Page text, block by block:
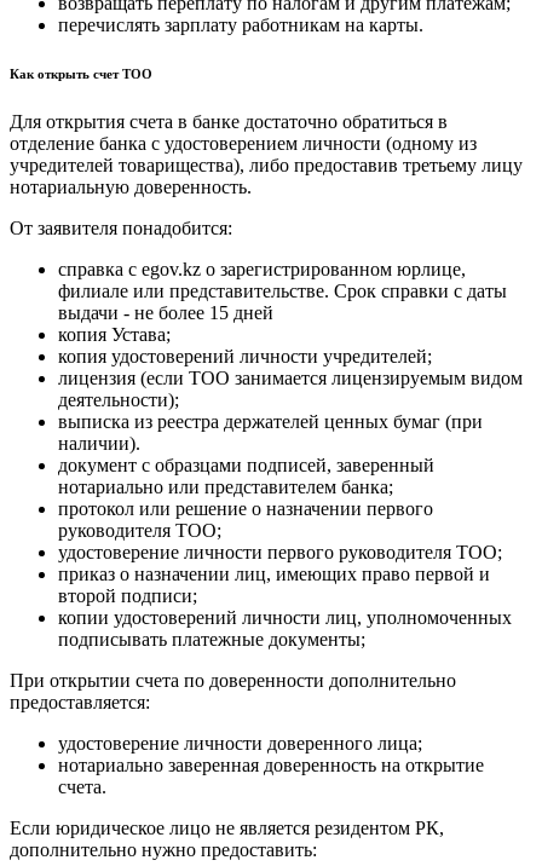
перечислять зарплату работникам на карты.
Как открыть счет ТОО
Для открытия счета в банке достаточно обратиться в
отделение банка с удостоверением личности (одному из
учредителей товарищества), либо предоставив третьему лицу
нотариальную доверенность.
От заявителя понадобится:
справка с egov.kz о зарегистрированном юрлице,
филиале или представительстве. Срок справки с даты
выдачи - не более 15 дней
копия Устава;
копия удостоверений личности учредителей;
лицензия (если ТОО занимается лицензируемым видом
деятельности);
выписка из реестра держателей ценных бумаг (при
наличии).
документ с образцами подписей, заверенный
нотариально или представителем банка;
протокол или решение о назначении первого
руководителя ТОО;
удостоверение личности первого руководителя ТОО;
приказ о назначении лиц, имеющих право первой и
второй подписи;
копии удостоверений личности лиц, уполномоченных
подписывать платежные документы;
При открытии счета по доверенности дополнительно
предоставляется:
удостоверение личности доверенного лица;
нотариально заверенная доверенность на открытие
счета.
Если юридическое лицо не является резидентом РК,
дополнительно нужно предоставить: